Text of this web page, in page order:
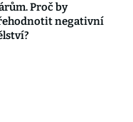
Proč by
negativní